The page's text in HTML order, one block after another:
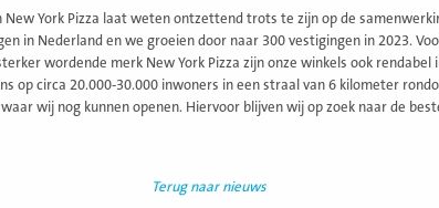
York Pizza laat weten ontzettend trots te zijn op de
in Nederland en we groeien door naar 300 vestigingen in 2023.
wordende merk New York Pizza zijn onze winkels ook
op circa 20.000-30.000 inwoners in een straal van 6 kilometer
wij nog kunnen openen. Hiervoor blijven wij op zoek naar de
Terug naar nieuws